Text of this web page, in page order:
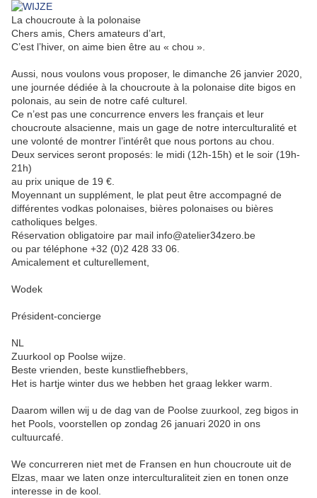
La choucroute à la polonaise
Chers amis, Chers amateurs d’art,
C’est l’hiver, on aime bien être au « chou ».
Aussi, nous voulons vous proposer, le dimanche 26 janvier 2020,
une journée dédiée à la choucroute à la polonaise dite bigos en
polonais, au sein de notre café culturel.
Ce n’est pas une concurrence envers les français et leur
choucroute alsacienne, mais un gage de notre interculturalité et
une volonté de montrer l’intérêt que nous portons au chou.
Deux services seront proposés: le midi (12h-15h) et le soir (19h-
21h)
au prix unique de 19 €.
Moyennant un supplément, le plat peut être accompagné de
différentes vodkas polonaises, bières polonaises ou bières
catholiques belges.
Réservation obligatoire par mail info@atelier34zero.be
ou par téléphone +32 (0)2 428 33 06.
Amicalement et culturellement,
Wodek
Président-concierge
NL
Zuurkool op Poolse wijze.
Beste vrienden, beste kunstliefhebbers,
Het is hartje winter dus we hebben het graag lekker warm.
Daarom willen wij u de dag van de Poolse zuurkool, zeg bigos in
het Pools, voorstellen op zondag 26 januari 2020 in ons
cultuurcafé.
We concurreren niet met de Fransen en hun choucroute uit de
Elzas, maar we laten onze interculturaliteit zien en tonen onze
interesse in de kool.